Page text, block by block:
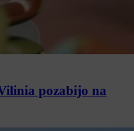
pozabijo na